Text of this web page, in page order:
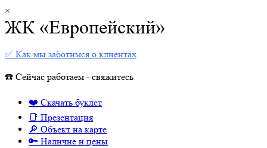
×
ЖК «Европейский»
✅ Как мы заботимся о клиентах
☎️ Сейчас работаем - свяжитесь
❤️ Скачать буклет
📑 Презентация
🔎 Объект на карте
🔑 Наличие и цены